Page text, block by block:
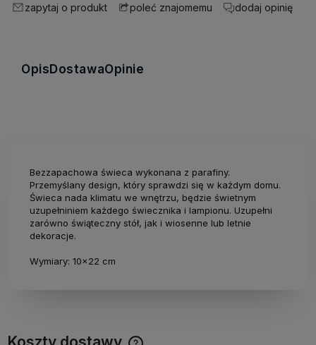
zapytaj o produkt poleć znajomemu dodaj opinię
OpisDostawaOpinie
Bezzapachowa świeca wykonana z parafiny.
Przemyślany design, który sprawdzi się w każdym domu.
Świeca nada klimatu we wnętrzu, będzie świetnym
uzupełniniem każdego świecznika i lampionu. Uzupełni
zarówno świąteczny stół, jak i wiosenne lub letnie
dekoracje.
Wymiary: 10x22 cm